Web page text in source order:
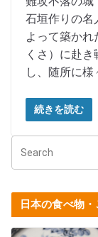
石垣作りの名
よって築か
くさ）に赴
し、随所に
続きを読む
日本の食べ物